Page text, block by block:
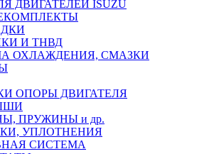
ДВИГАТЕЛЕЙ ISUZU
И ТНВД
ОХЛАЖДЕНИЯ, СМАЗКИ
ОПОРЫ ДВИГАТЕЛЯ
ПРУЖИНЫ и др.
УПЛОТНЕНИЯ
СИСТЕМА